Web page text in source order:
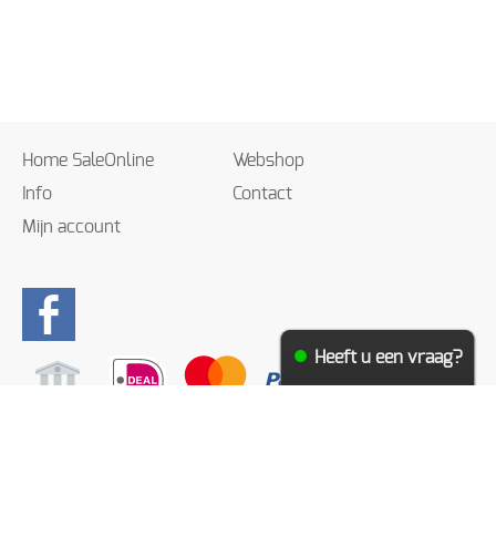
Home SaleOnline
Webshop
Info
Contact
Mijn account
Heeft u een vraag?